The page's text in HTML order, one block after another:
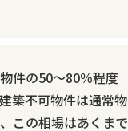
件の50～80％程度
築不可物件は通常物
この相場はあくまで